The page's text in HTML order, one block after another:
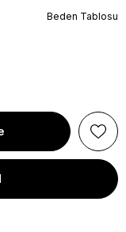
Beden Tablosu